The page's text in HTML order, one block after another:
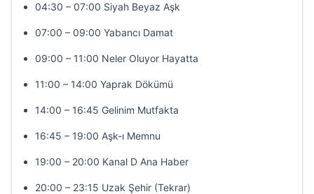
04:30 – 07:00 Siyah Beyaz Aşk
07:00 – 09:00 Yabancı Damat
09:00 – 11:00 Neler Oluyor Hayatta
11:00 – 14:00 Yaprak Dökümü
14:00 – 16:45 Gelinim Mutfakta
16:45 – 19:00 Aşk-ı Memnu
19:00 – 20:00 Kanal D Ana Haber
20:00 – 23:15 Uzak Şehir (Tekrar)